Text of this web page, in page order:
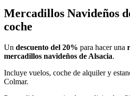
Mercadillos Navideños
coche
Un descuento del 20% para hacer una
mercadillos navideños de Alsacia.
Incluye vuelos, coche de alquiler y
Colmar.